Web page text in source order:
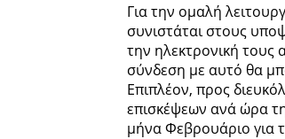
Για την ομαλή
συνιστάται στους
την ηλεκτρονική
σύνδεση με αυτό θα
Επιπλέον, προς
επισκέψεων ανά ώρα
μήνα Φεβρουάριο για